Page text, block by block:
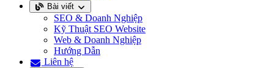
Bài viết
SEO & Doanh Nghiệp
Kỹ Thuật SEO Website
Web & Doanh Nghiệp
Hướng Dẫn
Liên hệ